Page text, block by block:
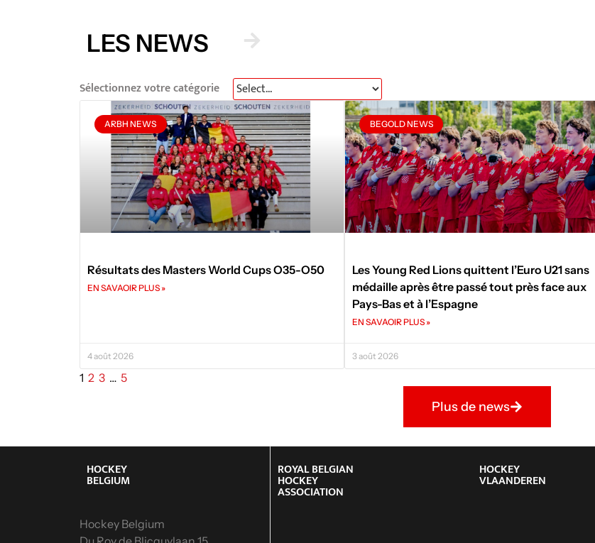
LES NEWS
Sélectionnez votre catégorie
ARBH NEWS
Résultats des Masters World Cups O35-O50
EN SAVAOIR PLUS »
4 août 2026
BEGOLD NEWS
Les Young Red Lions quittent l’Euro U21 sans
médaille après être passé tout près face aux
Pays-Bas et à l’Espagne
EN SAVAOIR PLUS »
3 août 2026
1 2 3 … 5
Plus de news
HOCKEY
BELGIUM
Hockey Belgium
ROYAL BELGIAN
HOCKEY
ASSOCIATION
HOCKEY
VLAANDEREN